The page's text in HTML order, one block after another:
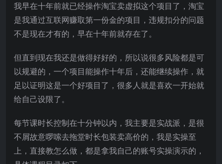
我早在十年前就已经操作淘宝卖虚拟这个项目了，淘宝
是我通过互联网赚取第一份金的项目，违规扣分的问题
不是现在才有的，早在十年前就存在了。
但直到现在我还是做得好好的，所以说很多风险都是可
以规避的，一个项目能操作十年后，还能继续操作，就
足以证明这是一个好项目了，很多人就是喜欢一开始就
给自己设限了。
每节课时长控制在十分钟以内，我主要是实战派，是很
不屑故意啰嗦去拖堂时长包装卖高价的，我是实操至
上，直接教怎么做，都是拿我自己的账号实操演示的，